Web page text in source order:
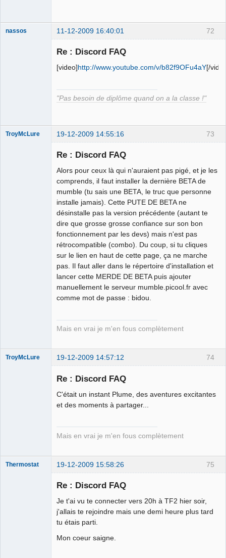
72
nassos 11-12-2009 16:40:01
Re : Discord FAQ
[video]http://www.youtube.com/v/b82f9OFu4aY[/
"Pas besoin de diplôme quand on a la classe !"
73
TroyMcLure 19-12-2009 14:55:16
Re : Discord FAQ
Alors pour ceux là qui n'auraient pas pigé, et je les
comprends, il faut installer la dernière BETA de
mumble (tu sais une BETA, le truc que personne
installe jamais). Cette PUTE DE BETA ne
désinstalle pas la version précédente (autant te
dire que grosse grosse confiance sur son bon
fonctionnement par les devs) mais n'est pas
rétrocompatible (combo). Du coup, si tu cliques
sur le lien en haut de cette page, ça ne marche
pas. Il faut aller dans le répertoire d'installation et
lancer cette MERDE DE BETA puis ajouter
manuellement le serveur mumble.picool.fr avec
comme mot de passe : bidou.
Mais en vrai je m'en fous complètement
74
TroyMcLure 19-12-2009 14:57:12
Re : Discord FAQ
C'était un instant Plume, des aventures excitantes
et des moments à partager...
Mais en vrai je m'en fous complètement
75
Thermostat 19-12-2009 15:58:26
Re : Discord FAQ
Je t'ai vu te connecter vers 20h à TF2 hier soir,
j'allais te rejoindre mais une demi heure plus tard
tu étais parti.
Mon coeur saigne.